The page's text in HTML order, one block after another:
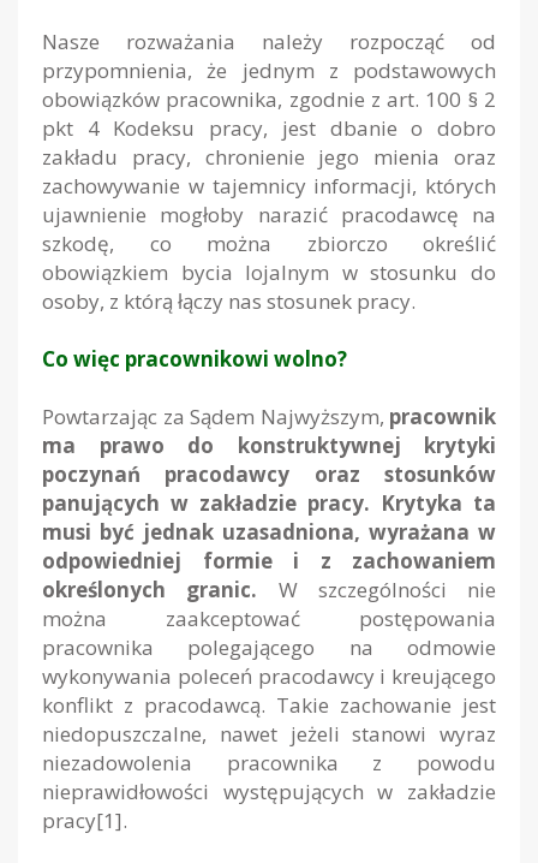
Nasze rozważania należy rozpocząć od
przypomnienia, że jednym z podstawowych
obowiązków pracownika, zgodnie z art. 100 § 2
pkt 4 Kodeksu pracy, jest dbanie o dobro
zakładu pracy, chronienie jego mienia oraz
zachowywanie w tajemnicy informacji, których
ujawnienie mogłoby narazić pracodawcę na
szkodę, co można zbiorczo określić
obowiązkiem bycia lojalnym w stosunku do
osoby, z którą łączy nas stosunek pracy.
Co więc pracownikowi wolno?
Powtarzając za Sądem Najwyższym, pracownik
ma prawo do konstruktywnej krytyki
poczynań pracodawcy oraz stosunków
panujących w zakładzie pracy. Krytyka ta
musi być jednak uzasadniona, wyrażana w
odpowiedniej formie i z zachowaniem
określonych granic. W szczególności nie
można zaakceptować postępowania
pracownika polegającego na odmowie
wykonywania poleceń pracodawcy i kreującego
konflikt z pracodawcą. Takie zachowanie jest
niedopuszczalne, nawet jeżeli stanowi wyraz
niezadowolenia pracownika z powodu
nieprawidłowości występujących w zakładzie
pracy[1].